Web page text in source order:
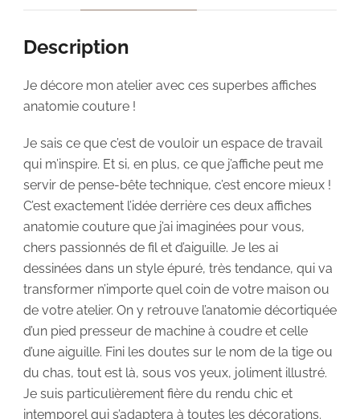
Description
Je décore mon atelier avec ces superbes affiches
anatomie couture !
Je sais ce que c’est de vouloir un espace de travail
qui m’inspire. Et si, en plus, ce que j’affiche peut me
servir de pense-bête technique, c’est encore mieux !
C’est exactement l’idée derrière ces deux affiches
anatomie couture que j’ai imaginées pour vous,
chers passionnés de fil et d’aiguille. Je les ai
dessinées dans un style épuré, très tendance, qui va
transformer n’importe quel coin de votre maison ou
de votre atelier. On y retrouve l’anatomie décortiquée
d’un pied presseur de machine à coudre et celle
d’une aiguille. Fini les doutes sur le nom de la tige ou
du chas, tout est là, sous vos yeux, joliment illustré.
Je suis particulièrement fière du rendu chic et
intemporel qui s’adaptera à toutes les décorations.